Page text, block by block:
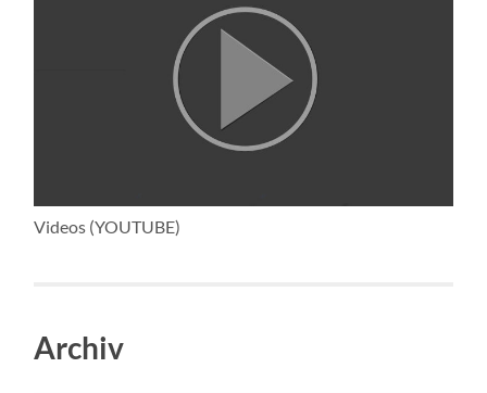
Videos (YOUTUBE)
Archiv